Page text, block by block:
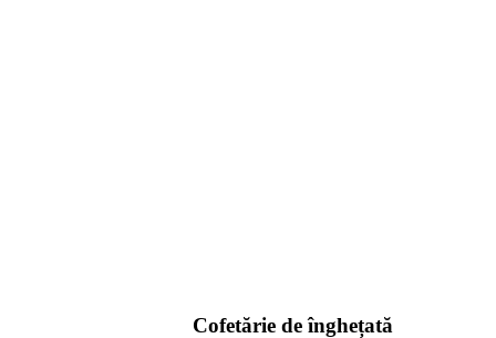
Cofetărie de înghețată